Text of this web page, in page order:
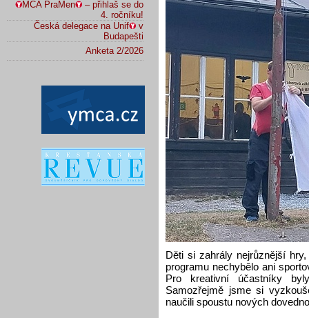
MCA PraMen
– přihlaš se do
4. ročníku!
Česká delegace na Unif
v
Budapešti
Anketa 2/2026
Děti si zahrály nejrůznější
programu nechybělo ani
Pro kreativní účastníky
Samozřejmě jsme si
naučili spoustu nových